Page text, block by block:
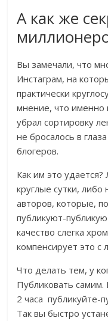
А как же
Вы замечали, что
Инстаграм, на
практически
мнение, что именно
убрал сортировку
не бросалось в
блогеров.
Как им это
круглые сутки,
авторов, которые,
публикуют-
качество слегка
компенсирует это с
Что делать тем, у
Публиковать
2 часа публикуйте-
Так вы быстро